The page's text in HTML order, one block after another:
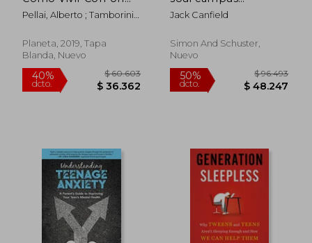
Hijo Preadolescente
Pellai, Alberto ; Tamborini,
Planeta, 2019, Tapa
Blanda, Nuevo
chronicles,101
inspirational,
humorous stories
about life in college
Jack Canfield
Simon And Schuster,
Nuevo